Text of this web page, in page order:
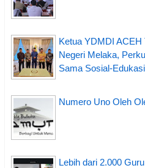
Ketua YDMDI ACEH
Negeri Melaka,
Sama Sosial-Edukasi
Numero Uno Oleh
Lebih dari 2.000